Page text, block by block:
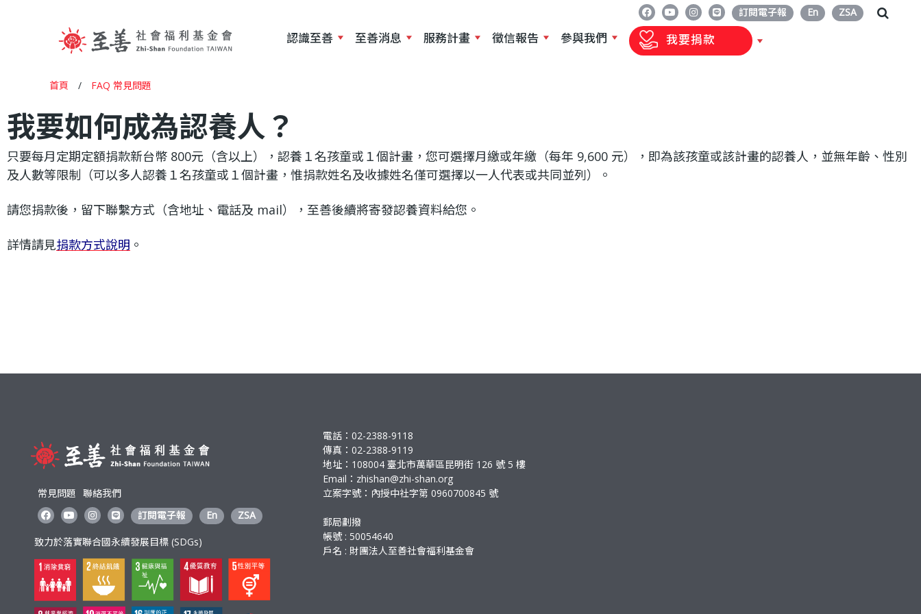
訂閱電子報 En ZSA
至
善
社
會
會
認識至善 至善消息 服務計畫 徵信報告 參與我們 我要捐款
在
這
裡
首頁 / FAQ 常見問題
我要如何成為認養人？
只要每月定期定額捐款新台幣 800元（含以上），認養１名孩童或１個計畫，您可選擇月繳或年繳（每年 9,600 元），即為該孩童或該計畫的認養人，並無年齡、性別
及人數等限制（可以多人認養１名孩童或１個計畫，惟捐款姓名及收據姓名僅可選擇以一人代表或共同並列）。
請您捐款後，留下聯繫方式（含地址、電話及 mail），至善後續將寄發認養資料給您。
詳情請見捐款方式說明 。
常見問題 聯絡我們
訂閱電子報
En ZSA
致力於落實聯合國永續發展目標 (SDGs)
電話：02-2388-9118
傳真：02-2388-9119
地址：108004 臺北市萬華區昆明街 126 號 5 樓
Email： zhishan@zhi-shan.org
立案字號：內授中社字第 0960700845 號
郵局劃撥
帳號 : 50054640
戶名 : 財團法人至善社會福利基金會